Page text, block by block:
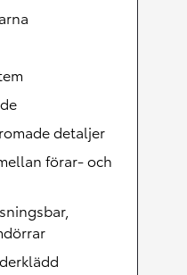
detaljer
förar- och